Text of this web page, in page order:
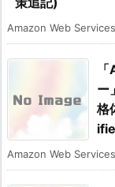
Amazon Web
ー
格
Amazon Web